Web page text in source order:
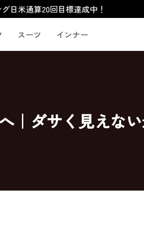
日米通算20回目標達成中！
スーツ インナー
｜ダサく見えな